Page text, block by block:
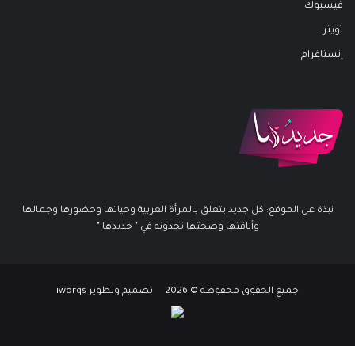
فيسبوك
تويتر
إنستاغرام
نبذة عن الموقع: كل جديد يتعلق بالمرأة العربية وحياتها وحضورها وجمالها
وأناقتها وصحتها تجدونه في " جديدها "
جميع الحقوق محفوظة © 2026 تصميم وتطوير iworqs